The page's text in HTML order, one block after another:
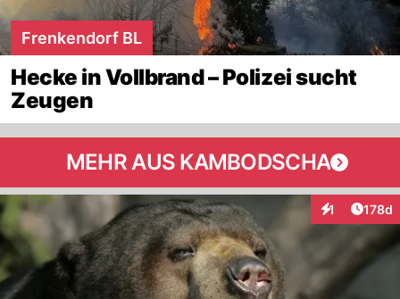
Frenkendorf BL
Hecke in Vollbrand – Polizei sucht
Zeugen
MEHR AUS KAMBODSCHA
1
Interaktionen
178d